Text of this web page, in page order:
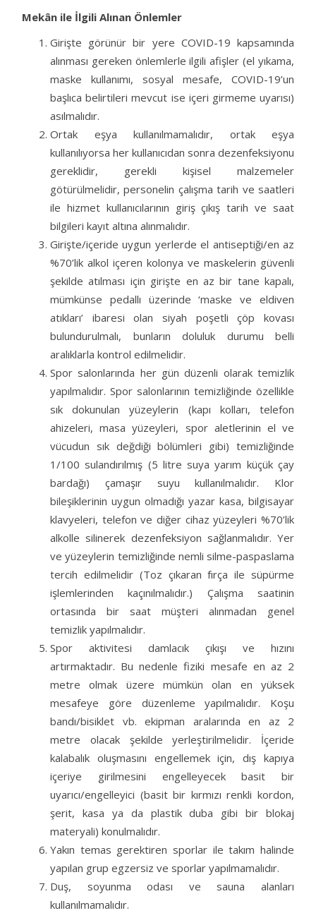
Mekân ile İlgili Alınan Önlemler
Girişte görünür bir yere COVID-19 kapsamında
alınması gereken önlemlerle ilgili afişler (el yıkama,
maske kullanımı, sosyal mesafe, COVID-19’un
başlıca belirtileri mevcut ise içeri girmeme uyarısı)
asılmalıdır.
Ortak eşya kullanılmamalıdır, ortak eşya
kullanılıyorsa her kullanıcıdan sonra dezenfeksiyonu
gereklidir, gerekli kişisel malzemeler
götürülmelidir, personelin çalışma tarih ve saatleri
ile hizmet kullanıcılarının giriş çıkış tarih ve saat
bilgileri kayıt altına alınmalıdır.
Girişte/içeride uygun yerlerde el antiseptiği/en az
%70’lik alkol içeren kolonya ve maskelerin güvenli
şekilde atılması için girişte en az bir tane kapalı,
mümkünse pedallı üzerinde ‘maske ve eldiven
atıkları’ ibaresi olan siyah poşetli çöp kovası
bulundurulmalı, bunların doluluk durumu belli
aralıklarla kontrol edilmelidir.
Spor salonlarında her gün düzenli olarak temizlik
yapılmalıdır. Spor salonlarının temizliğinde özellikle
sık dokunulan yüzeylerin (kapı kolları, telefon
ahizeleri, masa yüzeyleri, spor aletlerinin el ve
vücudun sık değdiği bölümleri gibi) temizliğinde
1/100 sulandırılmış (5 litre suya yarım küçük çay
bardağı) çamaşır suyu kullanılmalıdır. Klor
bileşiklerinin uygun olmadığı yazar kasa, bilgisayar
klavyeleri, telefon ve diğer cihaz yüzeyleri %70’lik
alkolle silinerek dezenfeksiyon sağlanmalıdır. Yer
ve yüzeylerin temizliğinde nemli silme-paspaslama
tercih edilmelidir (Toz çıkaran fırça ile süpürme
işlemlerinden kaçınılmalıdır.) Çalışma saatinin
ortasında bir saat müşteri alınmadan genel
temizlik yapılmalıdır.
Spor aktivitesi damlacık çıkışı ve hızını
artırmaktadır. Bu nedenle fiziki mesafe en az 2
metre olmak üzere mümkün olan en yüksek
mesafeye göre düzenleme yapılmalıdır. Koşu
bandı/bisiklet vb. ekipman aralarında en az 2
metre olacak şekilde yerleştirilmelidir. İçeride
kalabalık oluşmasını engellemek için, dış kapıya
içeriye girilmesini engelleyecek basit bir
uyarıcı/engelleyici (basit bir kırmızı renkli kordon,
şerit, kasa ya da plastik duba gibi bir blokaj
materyali) konulmalıdır.
Yakın temas gerektiren sporlar ile takım halinde
yapılan grup egzersiz ve sporlar yapılmamalıdır.
Duş, soyunma odası ve sauna alanları
kullanılmamalıdır.